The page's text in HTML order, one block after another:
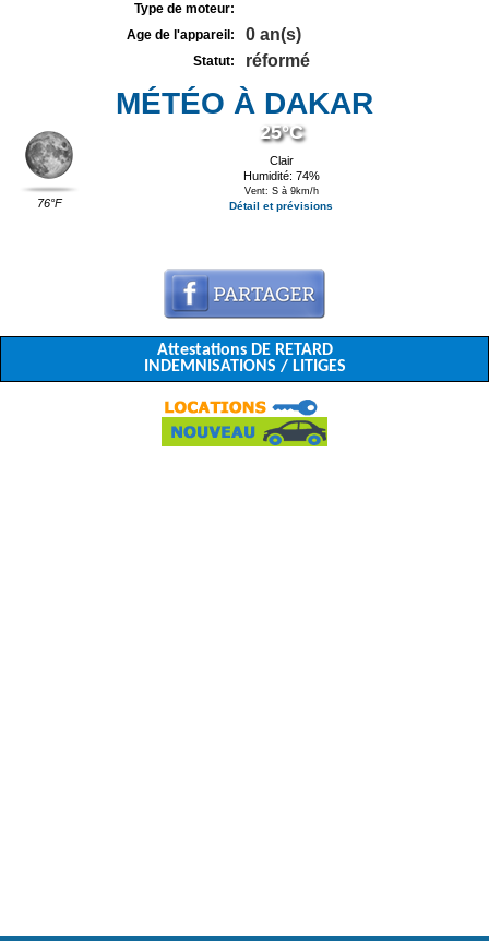
Type de moteur:
Age de l'appareil:
0 an(s)
Statut: réformé
MÉTÉO À DAKAR
76°F
25°C
Clair
Humidité: 74%
Vent: S à 9km/h
Détail et prévisions
Attestations DE RETARD
INDEMNISATIONS / LITIGES